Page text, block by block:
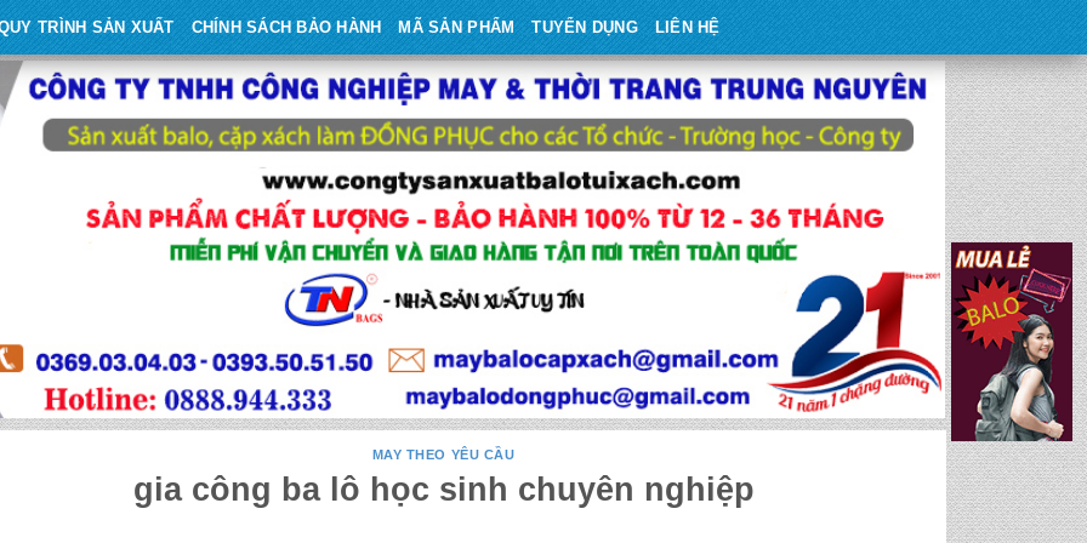
TRÌNH SẢN XUẤT CHÍNH SÁCH BẢO HÀNH MÃ SẢN PHẨM TUYỂN DỤNG LIÊN HỆ
MAY THEO YÊU CẦU
gia công ba lô học sinh chuyên nghiệp